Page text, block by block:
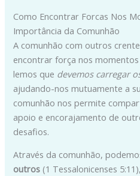
Como Encontrar Forcas Nos
Importância da Comunhão
A comunhão com outros
encontrar força nos momentos
lemos que devemos carregar
ajudando-nos mutuamente a
comunhão nos permite
apoio e encorajamento de
desafios.
Através da comunhão,
outros (1 Tessalonicenses